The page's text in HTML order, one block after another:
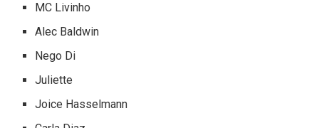
MC Livinho
Alec Baldwin
Nego Di
Juliette
Joice Hasselmann